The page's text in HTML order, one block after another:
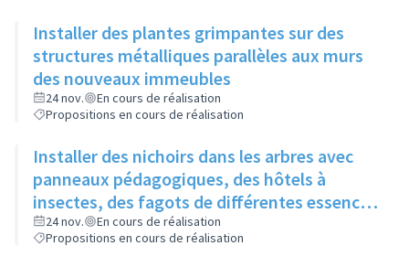
Installer des plantes grimpantes sur des
structures métalliques parallèles aux murs
des nouveaux immeubles
24 nov.
En cours de réalisation
Propositions en cours de réalisation
Installer des nichoirs dans les arbres avec
panneaux pédagogiques, des hôtels à
insectes, des fagots de différentes essences
pour stimuler la biodiversité sur la place du
Château à la Roue
24 nov.
En cours de réalisation
Propositions en cours de réalisation